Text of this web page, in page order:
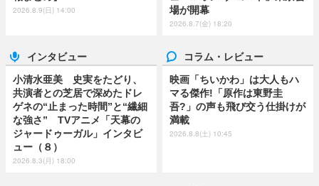
2026.8.9(日) 14:00
場が開幕
2026.8.7(金) 18:20
インタビュー
小清水亜美 史実をたどり、
共演者との芝居で深めたドレ
ゲネの“止まった時間”と“繊細
な強さ” TVアニメ「天幕の
ジャードゥーガル」インタビ
ュー（８）
2026.8.3(月) 18:00
コラム・レビュー
映画「ちいかわ」は大人もハ
マる傑作!「原作は東野圭
吾?」の声も飛び交う仕掛けが
満載
2026.8.8(土) 10:45